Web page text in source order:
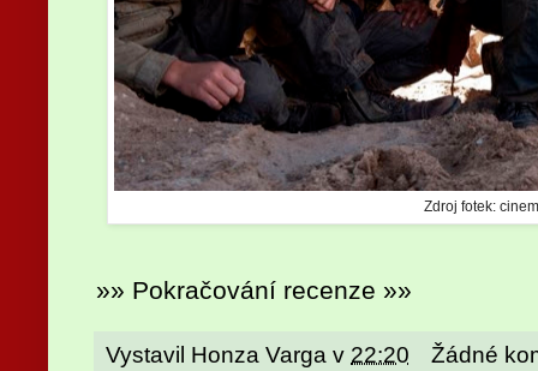
Zdroj fotek:
»» Pokračování recenze »»
Vystavil Honza Varga v 22:20 Žádné